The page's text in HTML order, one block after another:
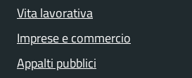
Vita lavorativa
Imprese e commercio
Appalti pubblici